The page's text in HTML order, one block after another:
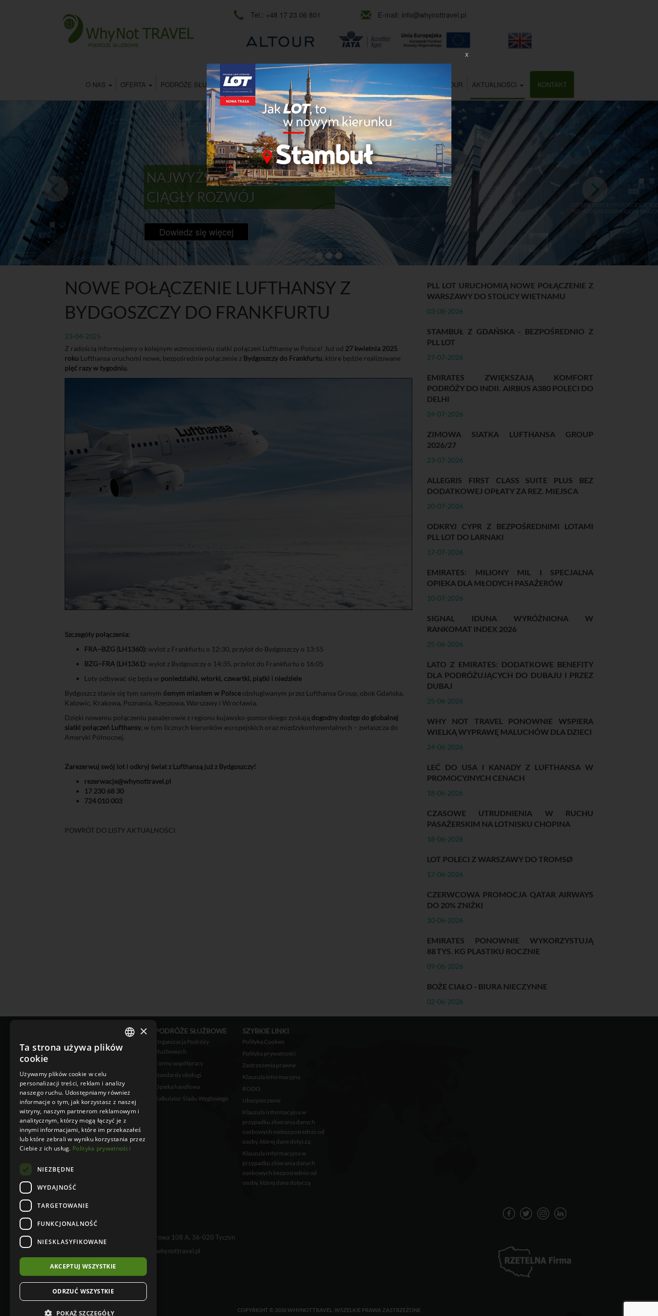
Tel.: +48 17 23 06 801 E-mail: info@whynottravel.pl
O NAS OFERTA PODRÓŻE SŁUŻBOWE MICE KONGRESY I KONFERENCJE E-TECHNOLOGIE ALTOUR AKTUALNOŚCI KONTAKT
NAJWYŻSZY POZIOM USŁUG
CIĄGŁY ROZWÓJ
Dowiedz się więcej
PLL LOT URUCHOMIĄ NOWE POŁĄCZENIE Z
WARSZAWY DO STOLICY WIETNAMU
03-08-2026
STAMBUŁ Z GDAŃSKA - BEZPOŚREDNIO Z
PLL LOT
27-07-2026
EMIRATES ZWIĘKSZAJĄ KOMFORT
PODRÓŻY DO INDII. AIRBUS A380 POLECI DO
DELHI
24-07-2026
ZIMOWA SIATKA LUFTHANSA GROUP
2026/27
23-07-2026
ALLEGRIS FIRST CLASS SUITE PLUS BEZ
DODATKOWEJ OPŁATY ZA REZ. MIEJSCA
20-07-2026
ODKRYJ CYPR Z BEZPOŚREDNIMI LOTAMI
PLL LOT DO LARNAKI
17-07-2026
EMIRATES: MILIONY MIL I SPECJALNA
OPIEKA DLA MŁODYCH PASAŻERÓW
10-07-2026
SIGNAL IDUNA WYRÓŻNIONA W
RANKOMAT INDEX 2026
25-06-2026
LATO Z EMIRATES: DODATKOWE BENEFITY
DLA PODRÓŻUJĄCYCH DO DUBAJU I PRZEZ
DUBAJ
25-06-2026
WHY NOT TRAVEL PONOWNIE WSPIERA
WIELKĄ WYPRAWĘ MALUCHÓW DLA DZIECI
24-06-2026
LEĆ DO USA I KANADY Z LUFTHANSA W
PROMOCYJNYCH CENACH
18-06-2026
CZASOWE UTRUDNIENIA W RUCHU
PASAŻERSKIM NA LOTNISKU CHOPINA
18-06-2026
LOT POLECI Z WARSZAWY DO TROMSØ
17-06-2026
CZERWCOWA PROMOCJA QATAR AIRWAYS
DO 20% ZNIŻKI
10-06-2026
EMIRATES PONOWNIE WYKORZYSTUJĄ
88 TYS. KG PLASTIKU ROCZNIE
09-06-2026
BOŻE CIAŁO - BIURA NIECZYNNE
02-06-2026
NOWE POŁĄCZENIE LUFTHANSY Z
BYDGOSZCZY DO FRANKFURTU
23-04-2025
Z radością informujemy o kolejnym wzmocnieniu siatki połączeń Lufthansy w Polsce! Już od 27 kwietnia 2025
roku Lufthansa uruchomi nowe, bezpośrednie połączenie z Bydgoszczy do Frankfurtu, które będzie realizowane
pięć razy w tygodniu.
Szczegóły połączenia:
FRA–BZG (LH1360): wylot z Frankfurtu o 12:30, przylot do Bydgoszczy o 13:55
BZG–FRA (LH1361): wylot z Bydgoszczy o 14:35, przylot do Frankfurtu o 16:05
Loty odbywać się będą w poniedziałki, wtorki, czwartki, piątki i niedziele
Bydgoszcz stanie się tym samym ósmym miastem w Polsce obsługiwanym przez Lufthansa Group, obok Gdańska,
Katowic, Krakowa, Poznania, Rzeszowa, Warszawy i Wrocławia.
Dzięki nowemu połączeniu pasażerowie z regionu kujawsko-pomorskiego zyskają dogodny dostęp do globalnej
siatki połączeń Lufthansy, w tym licznych kierunków europejskich oraz międzykontynentalnych – zwłaszcza do
Ameryki Północnej.
Zarezerwuj swój lot i odkryj świat z Lufthansą już z Bydgoszczy!
rezerwacje@whynottravel.pl
17 230 68 30
724 010 003
POWRÓT DO LISTY AKTUALNOŚCI
WHY NOT TRAVEL sp. z o.o., Kielnarowa 108 A, 36-020 Tyczyn
info@whynottravel.pl
Bilety kolejowe
Voucher Turystyczny
Private Jet
Logistyka Pasażerska
Ubezpieczenia
PODRÓŻE SŁUŻBOWE
Organizacja Podróży
Służbowych
Formy współpracy
Standardy obsługi
Opieka handlowa
Kalkulator Śladu Węglowego
SZYBKIE LINKI
Polityka Cookies
Polityka prywatności
Zastrzeżenia prawne
Klauzula informacyjna
RODO
Ubezpieczenie
Klauzula Informacyjna w
przypadku zbierania danych
osobowych niebezpośrednio od
osoby, której dane dotyczą
Klauzula Informacyjna w
przypadku zbierania danych
osobowych bezpośrednio od
osoby, której dane dotyczą
COPYRIGHT © 2026 WHYNOTTRAVEL. WSZELKIE PRAWA ZASTRZEŻONE
X
×
Ta strona używa plików
cookie
Używamy plików cookie w celu
personalizacji treści, reklam i analizy
naszego ruchu. Udostępniamy również
informacje o tym, jak korzystasz z naszej
witryny, naszym partnerom reklamowym i
analitycznym, którzy mogą łączyć je z
innymi informacjami, które im przekazałeś
lub które zebrali w wyniku korzystania przez
Ciebie z ich usług. Polityka prywatności
NIEZBĘDNE
WYDAJNOŚĆ
TARGETOWANIE
FUNKCJONALNOŚĆ
NIESKLASYFIKOWANE
AKCEPTUJ WSZYSTKIE
ODRZUĆ WSZYSTKIE
POKAŻ SZCZEGÓŁY